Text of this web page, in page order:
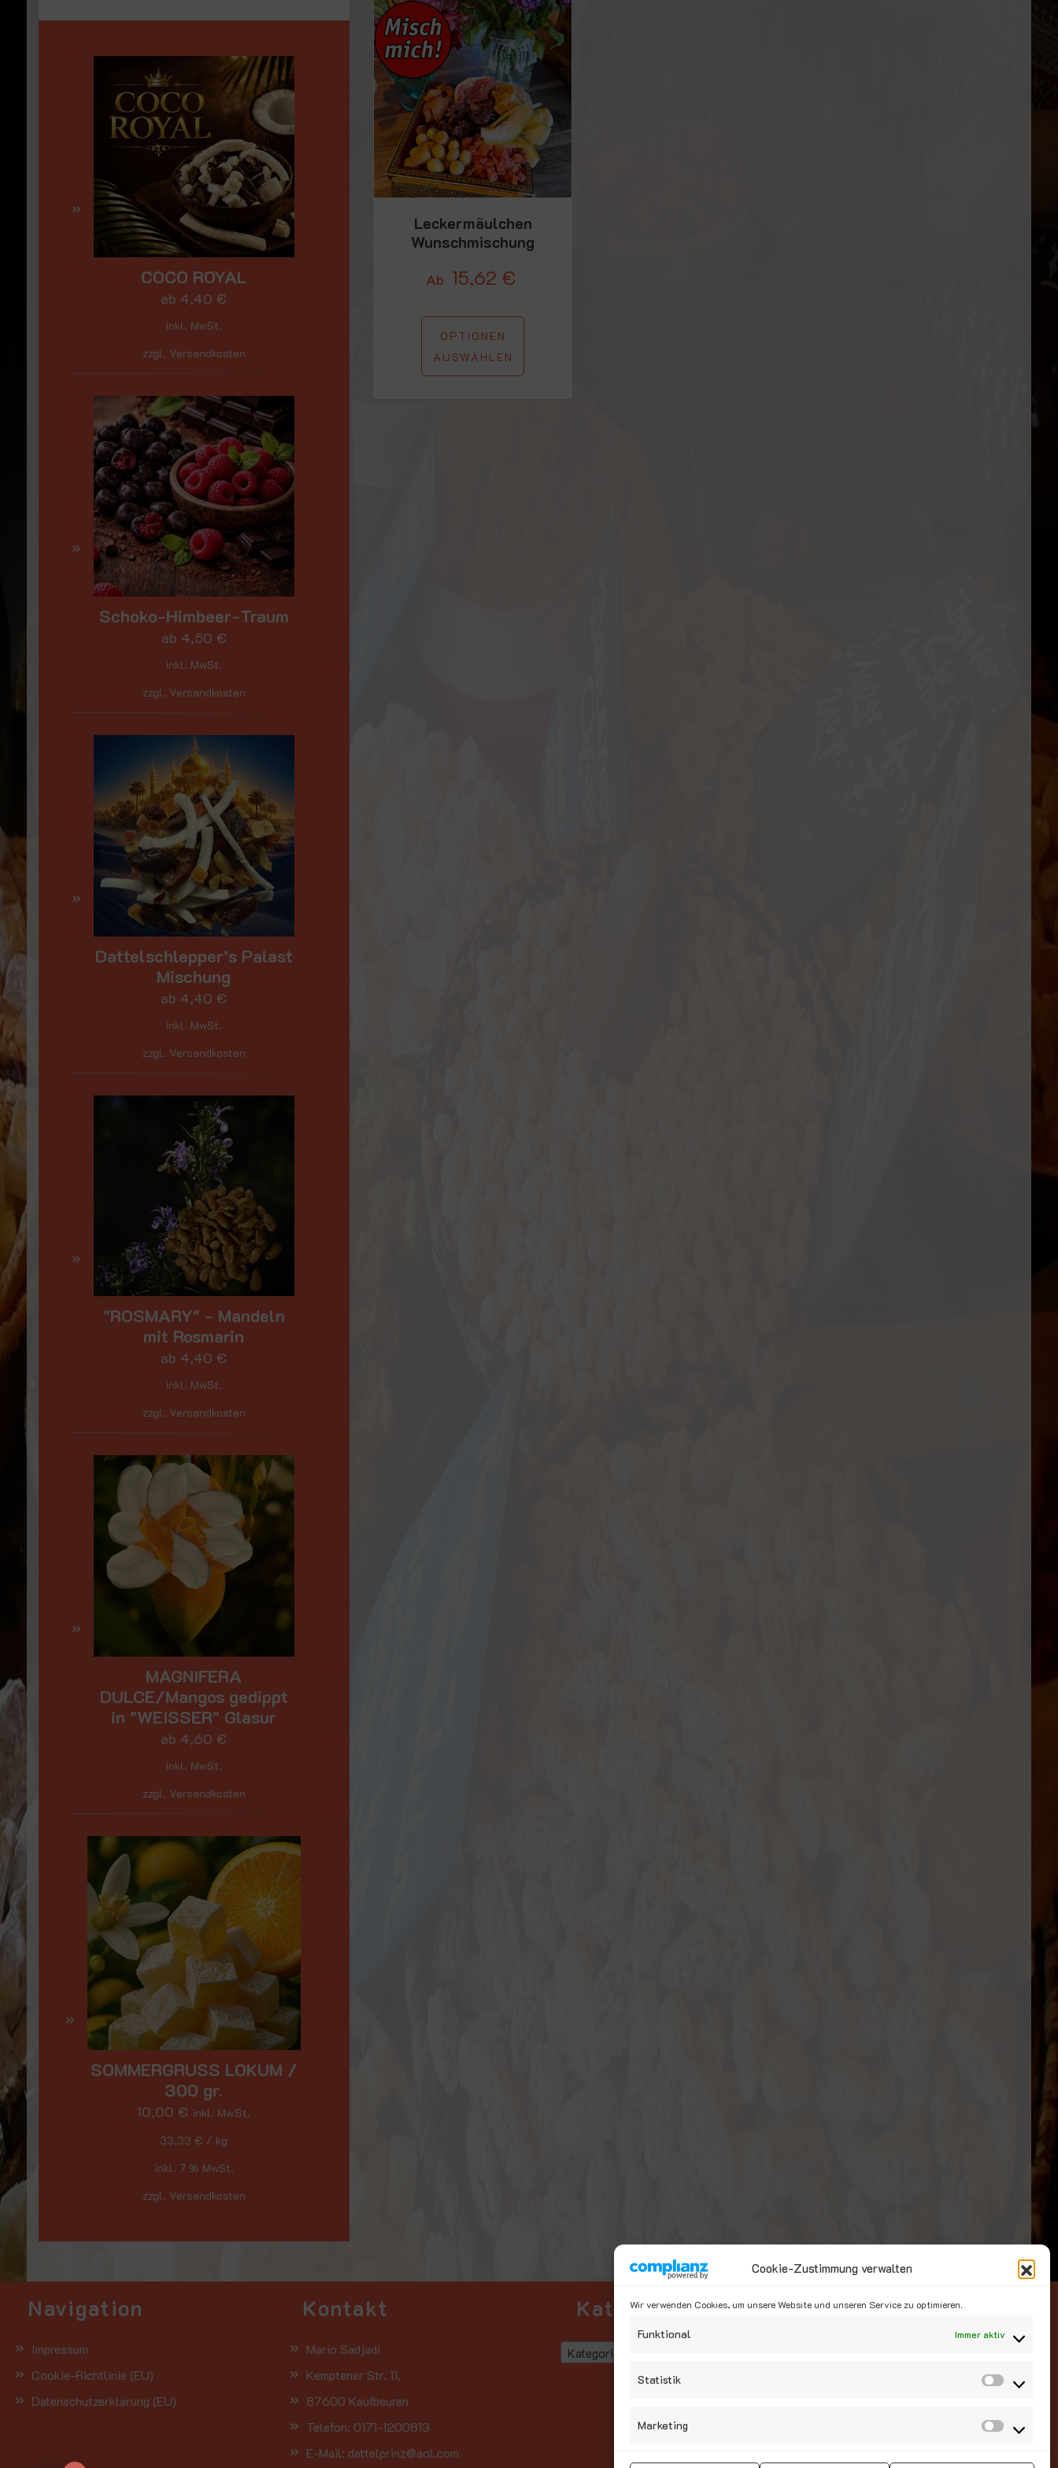
Cookie-Zustimmung verwalten
Wir verwenden Cookies, um unsere Website und unseren Service zu optimieren.
Funktional Immer aktiv
Statistik
Marketing
Leckermäulchen
Wunschmischung
Ab 15,62 €
OPTIONEN
AUSWÄHLEN
COCO ROYAL
ab 4,40 €
inkl. MwSt.
zzgl. Versandkosten
Schoko-Himbeer-Traum
ab 4,50 €
inkl. MwSt.
zzgl. Versandkosten
Dattelschlepper’s Palast
Mischung
ab 4,40 €
inkl. MwSt.
zzgl. Versandkosten
"ROSMARY" - Mandeln
mit Rosmarin
ab 4,40 €
inkl. MwSt.
zzgl. Versandkosten
MAGNIFERA
DULCE/Mangos gedippt
in "WEISSER" Glasur
ab 4,60 €
inkl. MwSt.
zzgl. Versandkosten
SOMMERGRUSS LOKUM /
300 gr.
10,00 € inkl. MwSt.
33,33 € / kg
inkl. 7 % MwSt.
zzgl. Versandkosten
Navigation
Impressum
Cookie-Richtlinie (EU)
Datenschutzerklärung (EU)
Kontakt
Mario Sadjadi
Kemptener Str. 11,
87600 Kaufbeuren
Telefon: 0171-1200813
E-Mail: dattelprinz@aol.com
Kategorien
Kategorie auswählen
Social Media